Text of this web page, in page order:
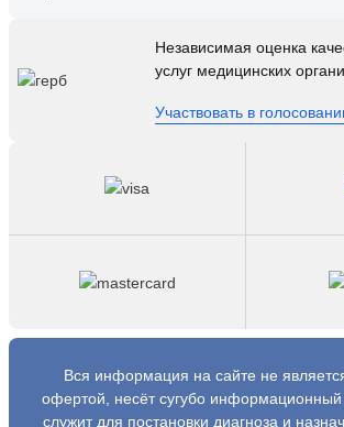
Независимая оценка
услуг медицинских
Участвовать в
Вся информация на сайте не
офертой, несёт сугубо информационный
служит для постановки диагноза и